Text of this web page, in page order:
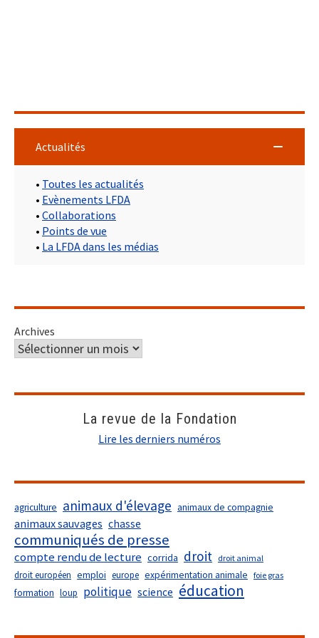
Actualités
• Toutes les actualités
• Evènements LFDA
• Collaborations
• Points de vue
• La LFDA dans les médias
Archives
La revue de la Fondation
Lire les derniers numéros
agriculture animaux d'élevage animaux de compagnie
animaux sauvages chasse
communiqués de presse
compte rendu de lecture corrida droit droit animal
droit européen emploi europe expérimentation animale foie gras
formation loup politique science éducation